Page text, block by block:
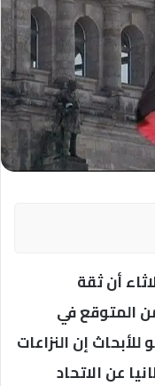
أن ثقة
المتوقع في
إن النزاعات
عن الاتحاد